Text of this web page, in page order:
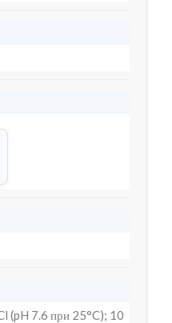
(pH 7.6 при 25°C); 10